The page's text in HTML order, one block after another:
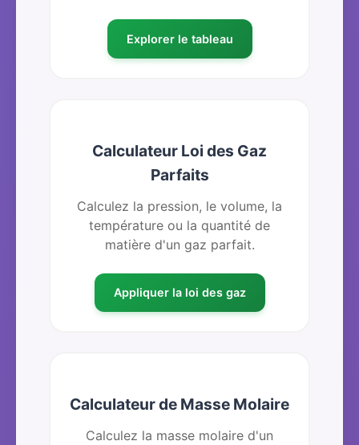
Explorer le tableau
Calculateur Loi des Gaz
Parfaits
Calculez la pression, le volume, la
température ou la quantité de
matière d'un gaz parfait.
Appliquer la loi des gaz
Calculateur de Masse Molaire
Calculez la masse molaire d'un